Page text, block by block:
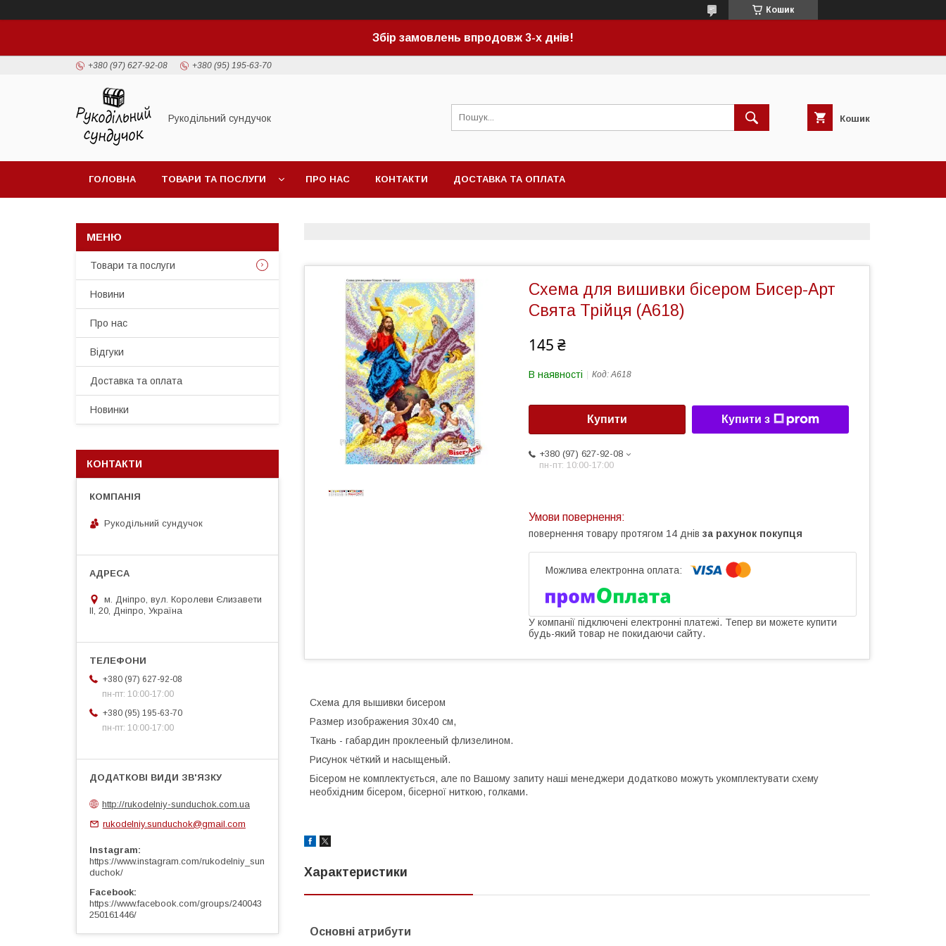
Кошик
Збір замовлень впродовж 3-х днів!
+380 (97) 627-92-08 +380 (95) 195-63-70
Рукодільний сундучок Кошик
ГОЛОВНА ТОВАРИ ТА ПОСЛУГИ ПРО НАС КОНТАКТИ ДОСТАВКА ТА ОПЛАТА
Схема для вишивки бісером Бисер-Арт
Свята Трійця (А618)
145 ₴
В наявності Код:А618
Купити Купити з
+380 (97) 627-92-08
пн-пт: 10:00-17:00
повернення товару протягом 14 днів за рахунок покупця
У компанії підключені електронні платежі. Тепер ви можете купити
будь-який товар не покидаючи сайту.
Схема для вышивки бисером
Размер изображения 30х40 см,
Ткань - габардин проклееный флизелином.
Рисунок чёткий и насыщеный.
Бісером не комплектується, але по Вашому запиту наші менеджери додатково можуть укомплектувати схему
необхідним бісером, бісерної ниткою, голками.
Характеристики
Основні атрибути
Товари та послуги
Новини
Про нас
Відгуки
Доставка та оплата
Новинки
КОНТАКТИ
Рукодільний сундучок
м. Дніпро, вул. Королеви Єлизавети
ІІ, 20, Дніпро, Україна
+380 (97) 627-92-08
пн-пт: 10:00-17:00
+380 (95) 195-63-70
пн-пт: 10:00-17:00
http://rukodelniy-sunduchok.com.ua
rukodelniy.sunduchok@gmail.com
Instagram
https://www.instagram.com/rukodelniy_sun
duchok/
Facebook
https://www.facebook.com/groups/240043
250161446/